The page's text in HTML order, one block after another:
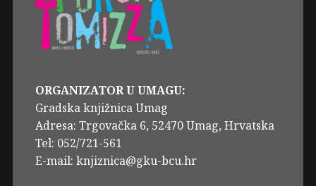
ORGANIZATOR U UMAGU:
Gradska knjižnica Umag
Adresa: Trgovačka 6, 52470 Umag, Hrvatska
Tel: 052/721-561
E-mail: knjiznica@gku-bcu.hr